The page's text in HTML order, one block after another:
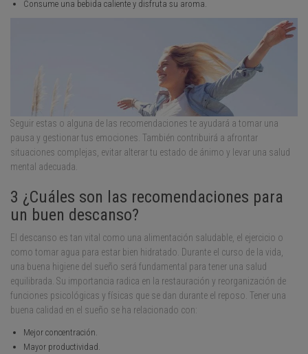
Consume una bebida caliente y disfruta su aroma.
Seguir estas o alguna de las recomendaciones te ayudará a tomar una
pausa y gestionar tus emociones. También contribuirá a afrontar
situaciones complejas, evitar alterar tu estado de ánimo y levar una salud
mental adecuada.
3 ¿Cuáles son las recomendaciones para
un buen descanso?
El descanso es tan vital como una alimentación saludable, el ejercicio o
como tomar agua para estar bien hidratado. Durante el curso de la vida,
una buena higiene del sueño será fundamental para tener una salud
equilibrada. Su importancia radica en la restauración y reorganización de
funciones psicológicas y físicas que se dan durante el reposo. Tener una
buena calidad en el sueño se ha relacionado con:
Mejor concentración.
Mayor productividad.